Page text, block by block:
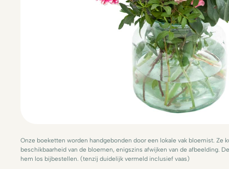
Onze boeketten worden handgebonden door een lokale vak bloemist. Ze
beschikbaarheid van de bloemen, enigszins afwijken van de afbeelding.
hem los bijbestellen. (tenzij duidelijk vermeld inclusief vaas)